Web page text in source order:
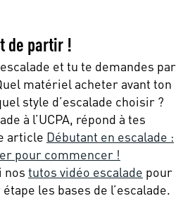
de partir !
et tu te demandes par
matériel acheter avant ton
style d’escalade choisir ?
à l’UCPA, répond à tes
article Débutant en escalade :
pour commencer !
nos tutos vidéo escalade pour
les bases de l’escalade.